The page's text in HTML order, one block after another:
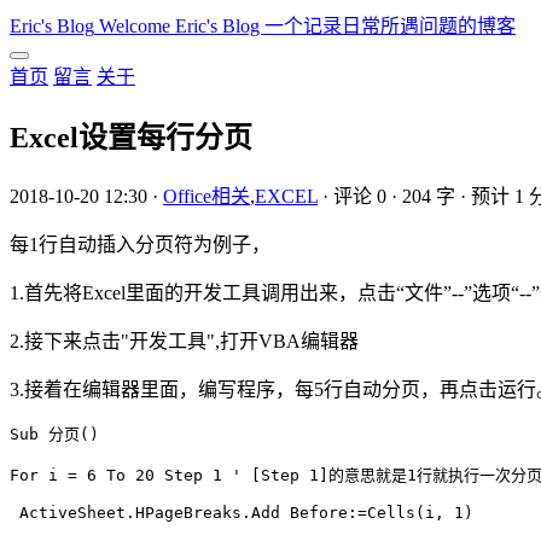
Eric's Blog Welcome Eric's Blog 一个记录日常所遇问题的博客
首页 留言 关于
Excel设置每行分页
2018-10-20 12:30 · Office相关,EXCEL · 评论 0 · 204 字 · 预计 1
每1行自动插入分页符为例子，
1.首先将Excel里面的开发工具调用出来，点击“文件”--”选项
2.接下来点击"开发工具",打开VBA编辑器
3.接着在编辑器里面，编写程序，每5行自动分页，再点击运
Sub 分页()
For i = 6 To 20 Step 1 ' [Step 1]的意思就是1行就执行一次分页
ActiveSheet.HPageBreaks.Add Before:=Cells(i, 1)